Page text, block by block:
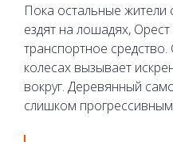
Пока остальные жители
ездят на лошадях,
транспортное
колесах вызывает
вокруг. Деревянный
слишком